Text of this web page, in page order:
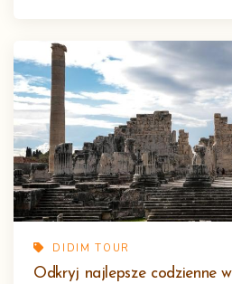
DIDIM TOUR
Odkryj najlepsze codzienne